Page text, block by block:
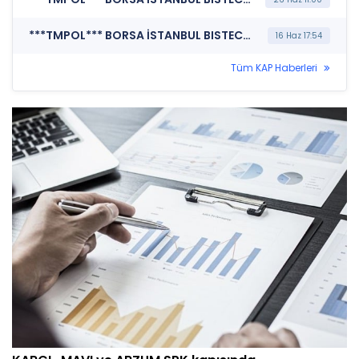
***TMPOL*** BORSA İSTANBUL BISTECH DEVRE KESİCİ UYGULAMASI (Pay Bazında Devre Kesici Bildirimi) 16 Haz 17:54
Tüm KAP Haberleri